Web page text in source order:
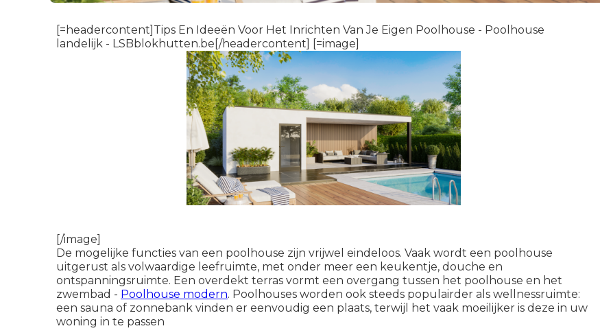
[=headercontent]Tips En Ideeën Voor Het Inrichten Van Je Eigen Poolhouse - Poolhouse
landelijk - LSBblokhutten.be[/headercontent] [=image]
[/image]
De mogelijke functies van een poolhouse zijn vrijwel eindeloos. Vaak wordt een poolhouse
uitgerust als volwaardige leefruimte, met onder meer een keukentje, douche en
ontspanningsruimte. Een overdekt terras vormt een overgang tussen het poolhouse en het
zwembad - Poolhouse modern. Poolhouses worden ook steeds populairder als wellnessruimte:
een sauna of zonnebank vinden er eenvoudig een plaats, terwijl het vaak moeilijker is deze in uw
woning in te passen